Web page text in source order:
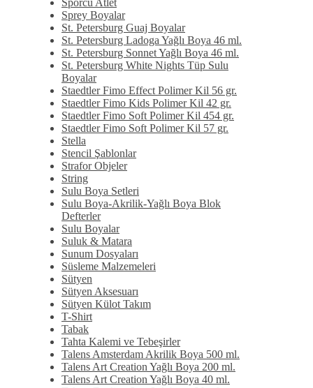
Sprey Boyalar
St. Petersburg Guaj Boyalar
St. Petersburg Ladoga Yağlı Boya 46 ml.
St. Petersburg Sonnet Yağlı Boya 46 ml.
St. Petersburg White Nights Tüp Sulu
Boyalar
Staedtler Fimo Effect Polimer Kil 56 gr.
Staedtler Fimo Kids Polimer Kil 42 gr.
Staedtler Fimo Soft Polimer Kil 454 gr.
Staedtler Fimo Soft Polimer Kil 57 gr.
Stella
Stencil Şablonlar
Strafor Objeler
String
Sulu Boya Setleri
Sulu Boya-Akrilik-Yağlı Boya Blok
Defterler
Sulu Boyalar
Suluk & Matara
Sunum Dosyaları
Süsleme Malzemeleri
Sütyen
Sütyen Aksesuarı
Sütyen Külot Takım
T-Shirt
Tabak
Tahta Kalemi ve Tebeşirler
Talens Amsterdam Akrilik Boya 500 ml.
Talens Art Creation Yağlı Boya 200 ml.
Talens Art Creation Yağlı Boya 40 ml.